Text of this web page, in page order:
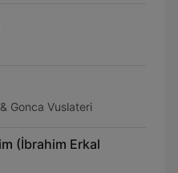
Gonca Vuslateri
(İbrahim Erkal